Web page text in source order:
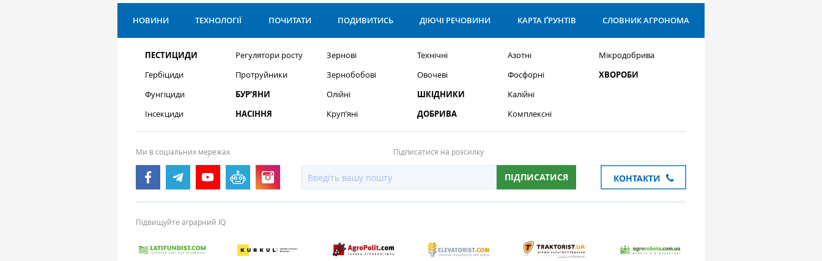
НОВИНИ ТЕХНОЛОГІЇ ПОЧИТАТИ ПОДИВИТИСЬ ДІЮЧІ РЕЧОВИНИ КАРТА ҐРУНТІВ СЛОВНИК АГРОНОМА
ПЕСТИЦИДИ
Гербіциди
Фунгіциди
Інсекциди
Регулятори росту
Протруйники
БУР’ЯНИ
НАСІННЯ
Зернові
Зернобобові
Олійні
Круп’яні
Технічні
Овочеві
ШКІДНИКИ
ДОБРИВА
Азотні
Фосфорні
Калійні
Комплексні
Мікродобрива
ХВОРОБИ
Ми в соціальних мережах Підписатися на розсилку
ПІДПИСАТИСЯ КОНТАКТИ
Підвищуйте аграрний IQ